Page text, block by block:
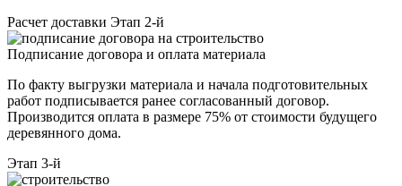
Расчет доставки Этап 2-й
Подписание договора и оплата материала
По факту выгрузки материала и начала подготовительных
работ подписывается ранее согласованный договор.
Производится оплата в размере 75% от стоимости будущего
деревянного дома.
Этап 3-й